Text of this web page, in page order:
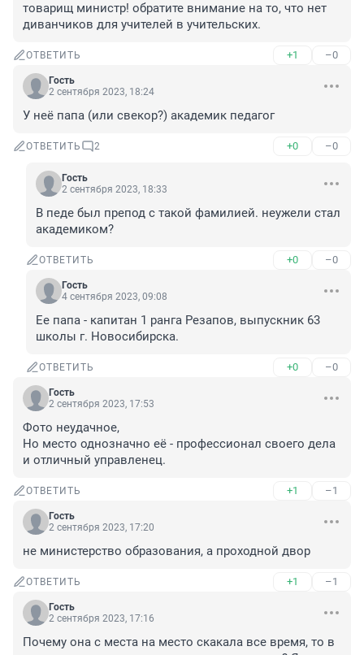
товарищ министр! обратите внимание на то, что нет
диванчиков для учителей в учительских.
ОТВЕТИТЬ +1 –0
Гость
2 сентября 2023, 18:24
У неё папа (или свекор?) академик педагог
ОТВЕТИТЬ 2 +0 –0
Гость
2 сентября 2023, 18:33
В педе был препод с такой фамилией. неужели стал
академиком?
ОТВЕТИТЬ +0 –0
Гость
4 сентября 2023, 09:08
Ее папа - капитан 1 ранга Резапов, выпускник 63
школы г. Новосибирска.
ОТВЕТИТЬ +0 –0
Гость
2 сентября 2023, 17:53
Фото неудачное,
Но место однозначно её - профессионал своего дела
и отличный управленец.
ОТВЕТИТЬ +1 –1
Гость
2 сентября 2023, 17:20
не министерство образования, а проходной двор
ОТВЕТИТЬ +1 –1
Гость
2 сентября 2023, 17:16
Почему она с места на место скакала все время, то в